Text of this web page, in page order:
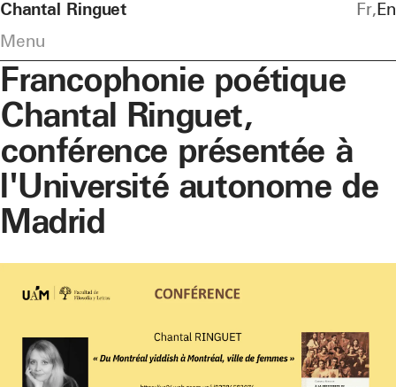
Chantal Ringuet
Menu
Fr En
Francophonie poétique
Chantal Ringuet,
conférence présentée à
l'Université autonome de
Madrid